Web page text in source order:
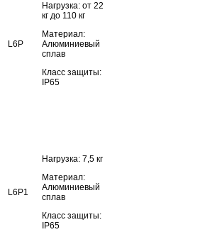
L6P
Нагрузка: от 22
кг до 110 кг
Материал:
Алюминиевый
сплав
Класс защиты:
IP65
L6P1
Нагрузка: 7,5 кг
Материал:
Алюминиевый
сплав
Класс защиты:
IP65